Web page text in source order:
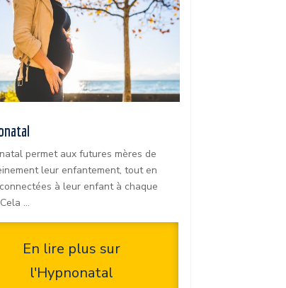
permet aux futures mères de
leur enfantement, tout en
à leur enfant à chaque
…
En lire plus sur
l'Hypnonatal